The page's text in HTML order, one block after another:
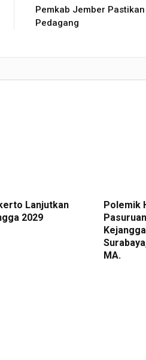
Pemkab Jember
Pedagang
Lanjutkan
2029
Polemik
MA.